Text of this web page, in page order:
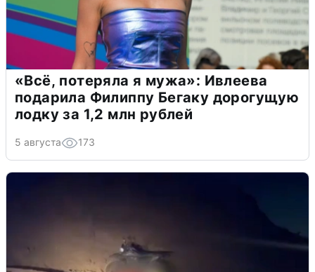
«Всё, потеряла я мужа»: Ивлеева
подарила Филиппу Бегаку дорогущую
лодку за 1,2 млн рублей
5 августа 173